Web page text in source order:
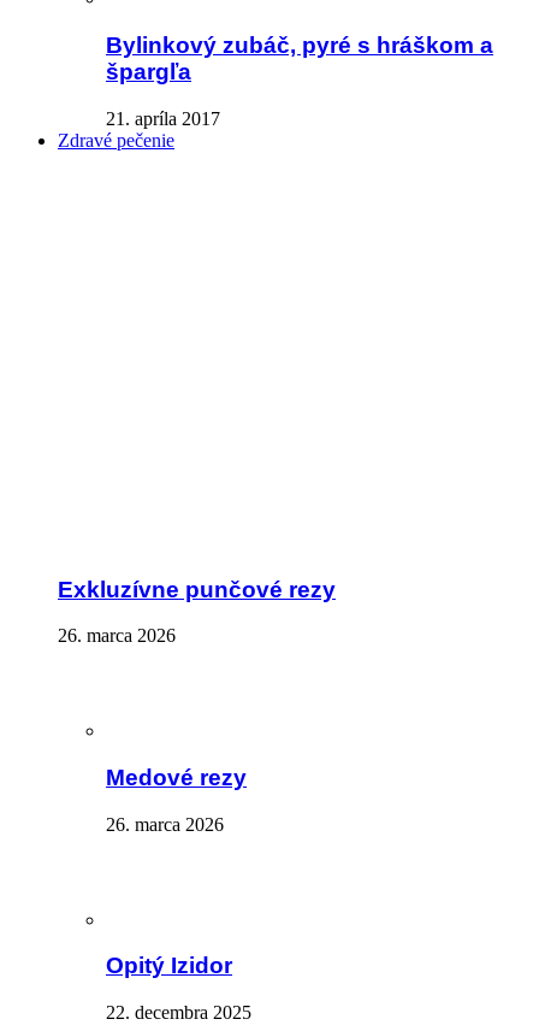
Bylinkový zubáč, pyré s hráškom a
špargľa
21. apríla 2017
Zdravé pečenie
Exkluzívne punčové rezy
26. marca 2026
Medové rezy
26. marca 2026
Opitý Izidor
22. decembra 2025